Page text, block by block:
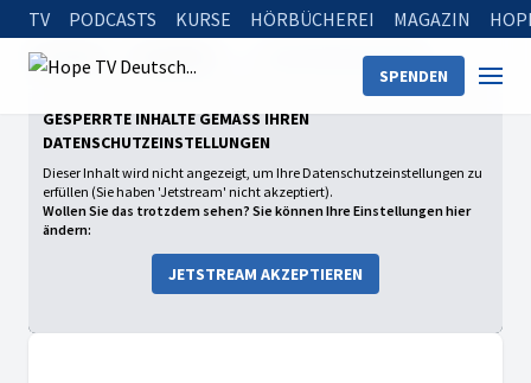
TV PODCASTS KURSE HÖRBÜCHEREI MAGAZIN
SPENDEN
Startseite Falsche Wissenschaft
GESPERRTE INHALTE GEMÄSS IHREN D
ATENSCHUTZEINSTELLUNGEN
Dieser Inhalt wird nicht angezeigt, um Ihre Datenschutzeinstellungen zu
erfüllen (Sie haben 'Jetstream' nicht akzeptiert).
Wollen Sie das trotzdem sehen? Sie können Ihre Einstellungen hier
ändern:
JETSTREAM AKZEPTIEREN